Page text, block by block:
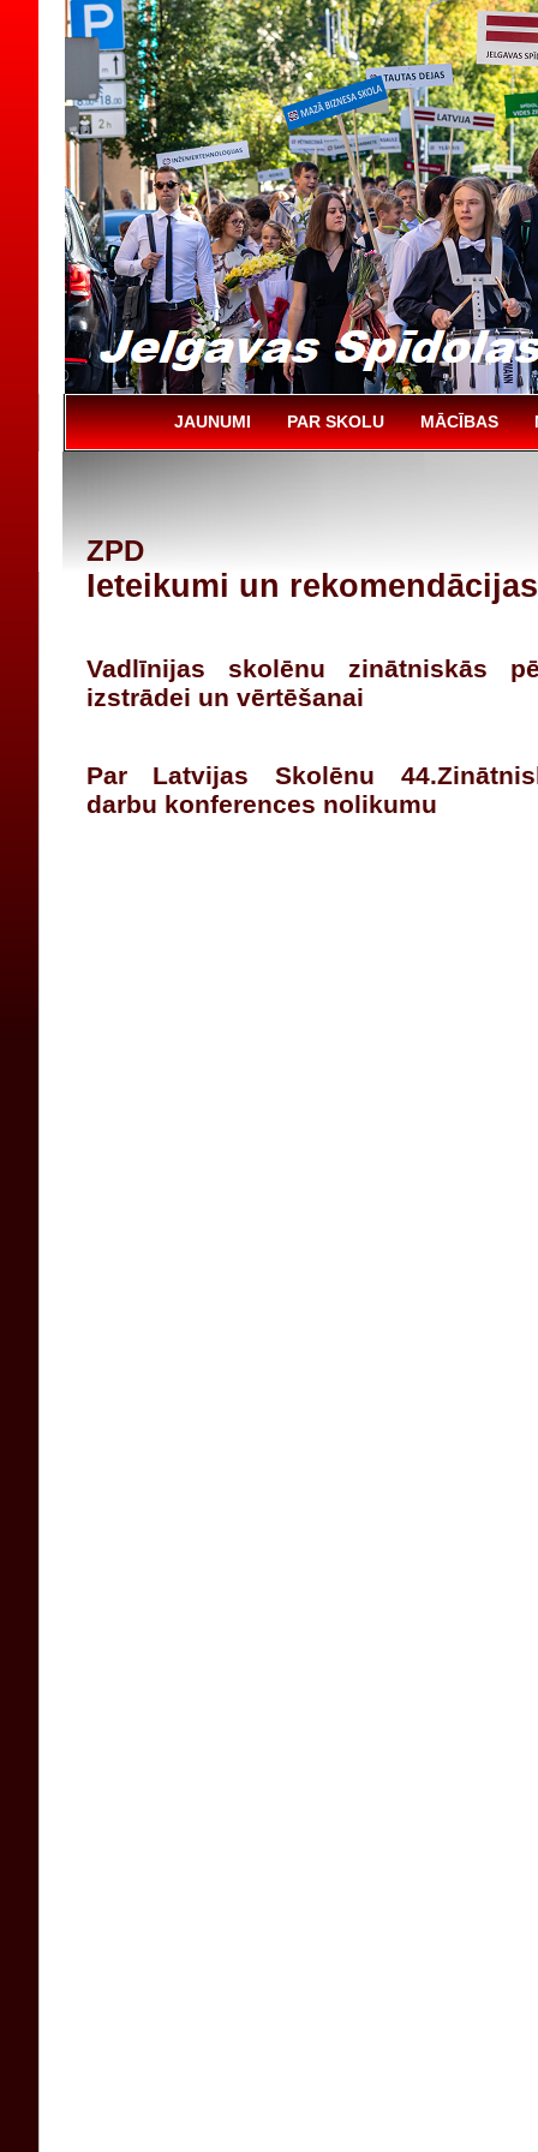
JAUNUMI PAR SKOLU MĀCĪBAS
ZPD
Ieteikumi un rekomendācijas
Vadlīnijas skolēnu zinātniskās
izstrādei un vērtēšanai
Par Latvijas Skolēnu
darbu konferences nolikumu